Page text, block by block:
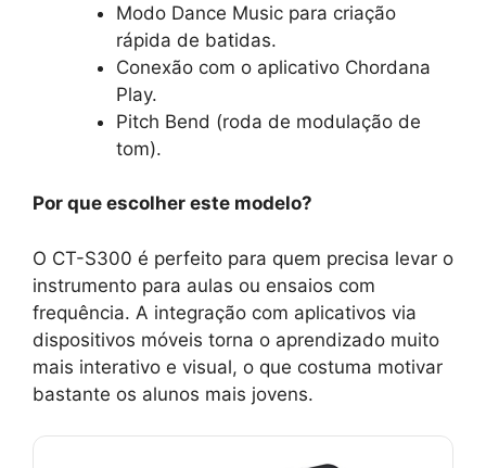
Modo Dance Music para criação
rápida de batidas.
Conexão com o aplicativo Chordana
Play.
Pitch Bend (roda de modulação de
tom).
Por que escolher este modelo?
O CT-S300 é perfeito para quem precisa levar o
instrumento para aulas ou ensaios com
frequência. A integração com aplicativos via
dispositivos móveis torna o aprendizado muito
mais interativo e visual, o que costuma motivar
bastante os alunos mais jovens.